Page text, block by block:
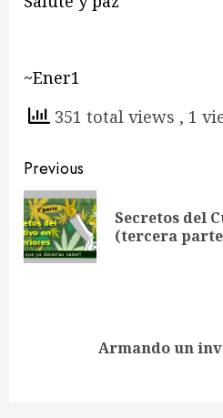
~Ener1
351 total views , 1
Continue
Reading
Previous
Secretos del
(tercera
Armando un